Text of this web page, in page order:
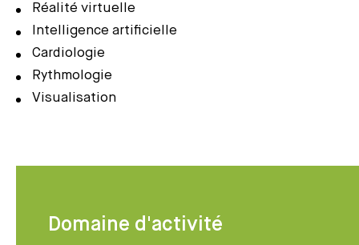
Réalité virtuelle
Intelligence artificielle
Cardiologie
Rythmologie
Visualisation
Domaine d'activité